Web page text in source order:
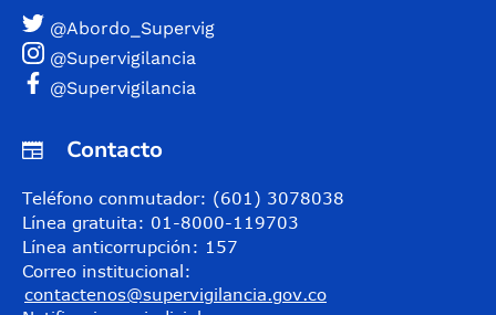
@Abordo_Supervig
@Supervigilancia
@Supervigilancia
Contacto
Teléfono conmutador: (601) 3078038
Línea gratuita: 01-8000-119703
Línea anticorrupción: 157
Correo institucional:
contactenos@supervigilancia.gov.co